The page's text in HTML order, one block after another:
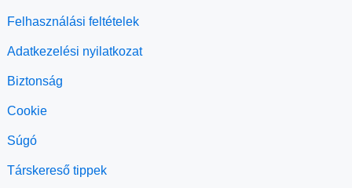
Felhasználási feltételek
Adatkezelési nyilatkozat
Biztonság
Cookie
Súgó
Társkereső tippek